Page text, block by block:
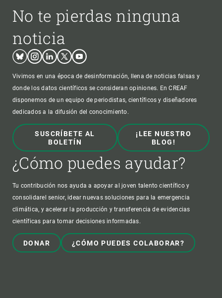
No te pierdas ninguna
noticia
BlueskyInstagram
LinkedinTwitterYoutube
Vivimos en una época de desinformación, llena de noticias falsas y
donde los datos científicos se consideran opiniones. En CREAF
disponemos de un equipo de periodistas, científicos y diseñadores
dedicados a la difusión del conocimiento.
SUSCRÍBETE AL
BOLETÍN
¡LEE NUESTRO
BLOG!
¿Cómo puedes ayudar?
Tu contribución nos ayuda a apoyar al joven talento científico y
consolidarel senior, idear nuevas soluciones para la emergencia
climática, y acelerar la producción y transferencia de evidencias
científicas para tomar decisiones informadas.
DONAR ¿CÓMO PUEDES COLABORAR?